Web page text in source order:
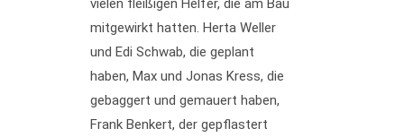
vielen fleißigen Helfer, die am Bau
mitgewirkt hatten. Herta Weller
und Edi Schwab, die geplant
haben, Max und Jonas Kress, die
gebaggert und gemauert haben,
Frank Benkert, der gepflastert